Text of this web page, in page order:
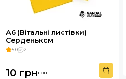
А6 (Вітальні листівки)
Серденьком
5.0 2
10 грнгрн